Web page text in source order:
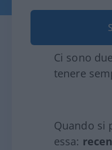
Ci sono
tenere
Quando si
essa: